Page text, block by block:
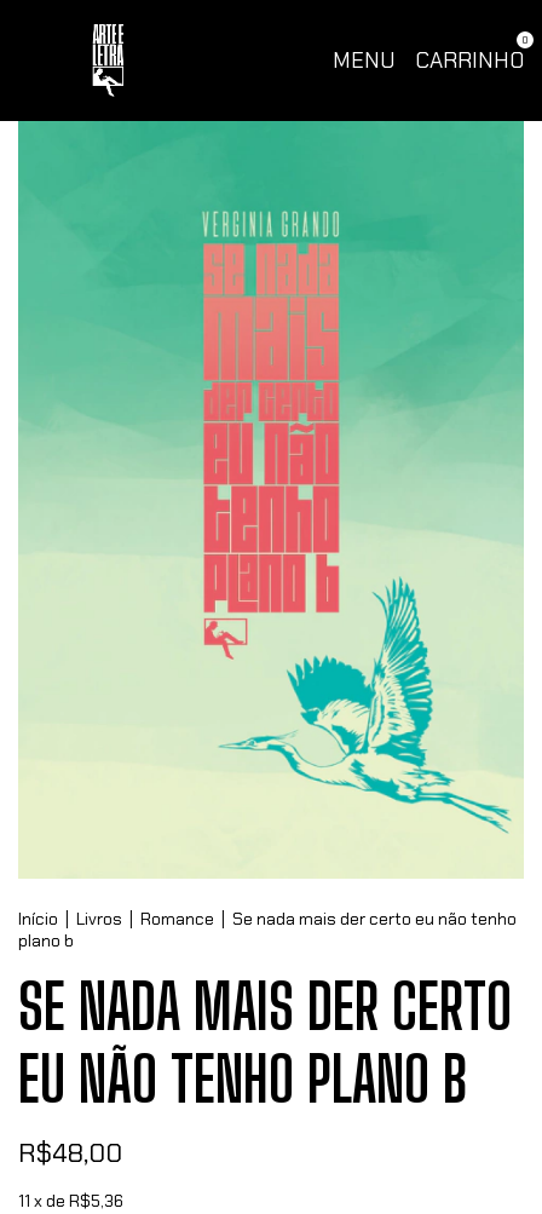
MENU CARRINHO
0
Início Livros Romance
Se nada mais der certo eu não tenho
plano b
SE NADA MAIS DER CERTO
EU NÃO TENHO PLANO B
R$48,00
11 x de R$5,36